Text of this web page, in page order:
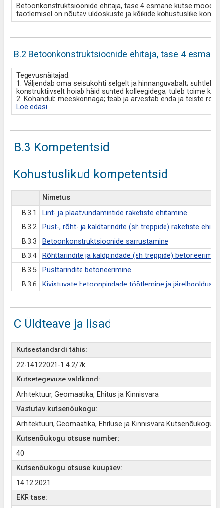
Betoonkonstruktsioonide ehitaja, tase 4 esmane kutse
taotlemisel on nõutav üldoskuste ja kõikide kohustuslike
B.2 Betoonkonstruktsioonide ehitaja, tase 4
Tegevusnäitajad:
1. Väljendab oma seisukohti selgelt ja hinnanguvabalt;
konstruktiivselt hoiab häid suhted kolleegidega; tuleb toime
2. Kohandub meeskonnaga; teab ja arvestab enda ja teiste rolli
Loe edasi
B.3 Kompetentsid
Kohustuslikud kompetentsid
Nimetus
B.3.1
Lint- ja plaatvundamintide raketiste ehitamine
B.3.2
Püst-, rõht- ja kaldtarindite (sh treppide) raketiste
B.3.3
Betoonkonstruktsioonide sarrustamine
B.3.4
Rõhttarindite ja kaldpindade (sh treppide)
B.3.5
Püsttarindite betoneerimine
B.3.6
Kivistuvate betoonpindade töötlemine ja järelhooldus
C Üldteave ja lisad
Kutsestandardi tähis:
22-14122021-1.4.2/7k
Kutsetegevuse valdkond:
Arhitektuur, Geomaatika, Ehitus ja Kinnisvara
Vastutav kutsenõukogu:
Arhitektuuri, Geomaatika, Ehituse ja Kinnisvara Kutsenõukogu
Kutsenõukogu otsuse number:
40
Kutsenõukogu otsuse kuupäev:
14.12.2021
EKR tase: